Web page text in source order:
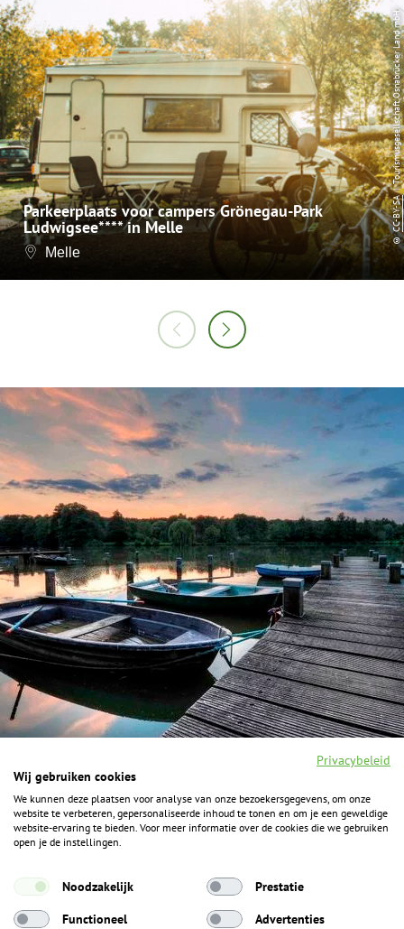
Parkeerplaats voor campers Grönegau-Park
Ludwigsee**** in Melle
Melle
©
CC-BY-SA
| Tourismusgesellschaft Osnabrücker Land mbH
F
a
c
o
o
I
n
s
g
a
Y
o
u
b
P
i
n
ALGEMENE INFORMATIE
Het Geheim over de grens zijn de Duitse vakantieregio’s
Privacybeleid
Wij gebruiken cookies
We kunnen deze plaatsen voor analyse van onze bezoekersgegevens, om onze
website te verbeteren, gepersonaliseerde inhoud te tonen en om je een geweldige
website-ervaring te bieden. Voor meer informatie over de cookies die we gebruiken
open je de instellingen.
Noodzakelijk
Prestatie
Functioneel
Advertenties